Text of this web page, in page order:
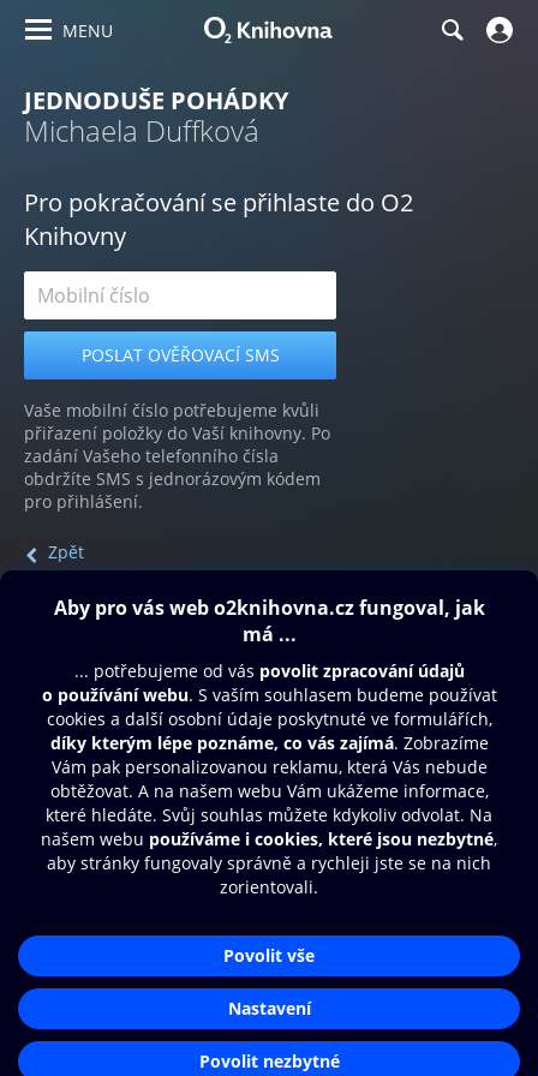
MENU
JEDNODUŠE POHÁDKY
Michaela Duffková
Pro pokračování se přihlaste do O2
Knihovny
Vaše mobilní číslo potřebujeme kvůli
přiřazení položky do Vaší knihovny. Po
zadání Vašeho telefonního čísla
obdržíte SMS s jednorázovým kódem
pro přihlášení.
Zpět
Obsah ke stažení
Moje O2 Knihovna
Další zábava
© O2 Czech Republic a.s.
Přístupnost
Zásady zpracování osobních údajů
Nastavení cookies
Aplikace O2 Knihovna
Čti a poslouchej své e-knihy a
audioknihy rychleji a pohodlněji.